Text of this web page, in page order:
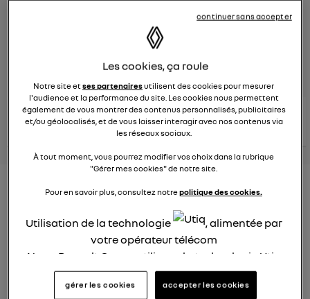
15:22
Véhicules
posez une question
conseils Renault
consultez les
conseils
similaires
voir tous les
conseils
Consommation Hybride
26 janvier 2022 à 12:37
Bonjour,
Les cookies, ça roule
Notre site etses partenairesutilisent des cookies pour mesurer
l'audience et la performance du site. Les cookies nous permettent
également de vous montrer des contenus personnalisés, publicitaires
et/ou géolocalisés, et de vous laisser interagir avec nos contenus via
les réseaux sociaux.
À tout moment, vous pourrez modifier vos choix dans la rubrique
"Gérer mes cookies" de notre site.
Pour en savoir plus, consultez notrepolitique des cookies.
Utilisation de la technologie
, alimentée par
votre opérateur télécom
Nous, Renault Group, utilisons la technologie Utiq
pour nos activités digitales (telles que décrites
dans cette notice de consentement) et liées à
gérer les cookies accepter les cookies
continuer sans accepter